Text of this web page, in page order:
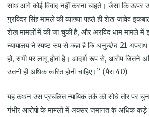
साथ आगे कोई विवाद नहीं करना चाहते। जैसा कि ऊपर
गुरविंदर सिंह मामले की व्याख्या पहले ही शेख जावेद
शेख मामलों में की जा चुकी है, और अरविंद धाम मामले में
न्यायालय ने स्पष्ट रूप से कहा है कि अनुच्छेद 21 अपराध
हो, सभी पर लागू होता है। आदर्श रूप से, आरोप जितने
उतनी ही अधिक त्वरित होनी चाहिए।” (पैरा 40)
यह कथन उस प्रचलित न्यायिक तर्क को सीधे तौर पर
गंभीर आरोपों के मामलों में अक्सर जमानत के अधिक कड़े